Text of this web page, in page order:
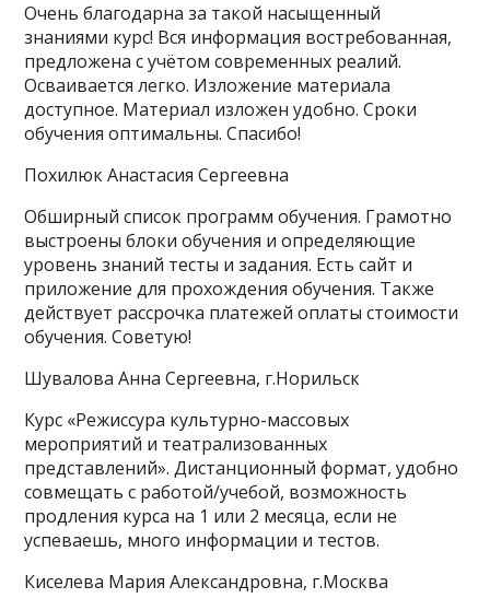
Очень благодарна за такой насыщенный
знаниями курс! Вся информация востребованная,
предложена с учётом современных реалий.
Осваивается легко. Изложение материала
доступное. Материал изложен удобно. Сроки
обучения оптимальны. Спасибо!
Похилюк Анастасия Сергеевна
Обширный список программ обучения. Грамотно
выстроены блоки обучения и определяющие
уровень знаний тесты и задания. Есть сайт и
приложение для прохождения обучения. Также
действует рассрочка платежей оплаты стоимости
обучения. Советую!
Шувалова Анна Сергеевна, г.Норильск
Курс «Режиссура культурно-массовых
мероприятий и театрализованных
представлений». Дистанционный формат, удобно
совмещать с работой/учебой, возможность
продления курса на 1 или 2 месяца, если не
успеваешь, много информации и тестов.
Киселева Мария Александровна, г.Москва